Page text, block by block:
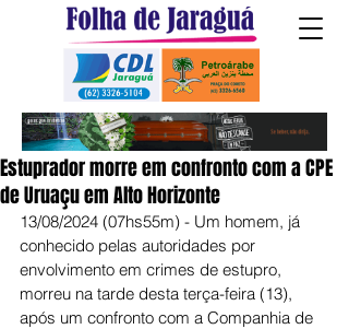
Estuprador morre em confronto com a CPE
de Uruaçu em Alto Horizonte
13/08/2024 (07hs55m) - Um homem, já
conhecido pelas autoridades por
envolvimento em crimes de estupro,
morreu na tarde desta terça-feira (13),
após um confronto com a Companhia de